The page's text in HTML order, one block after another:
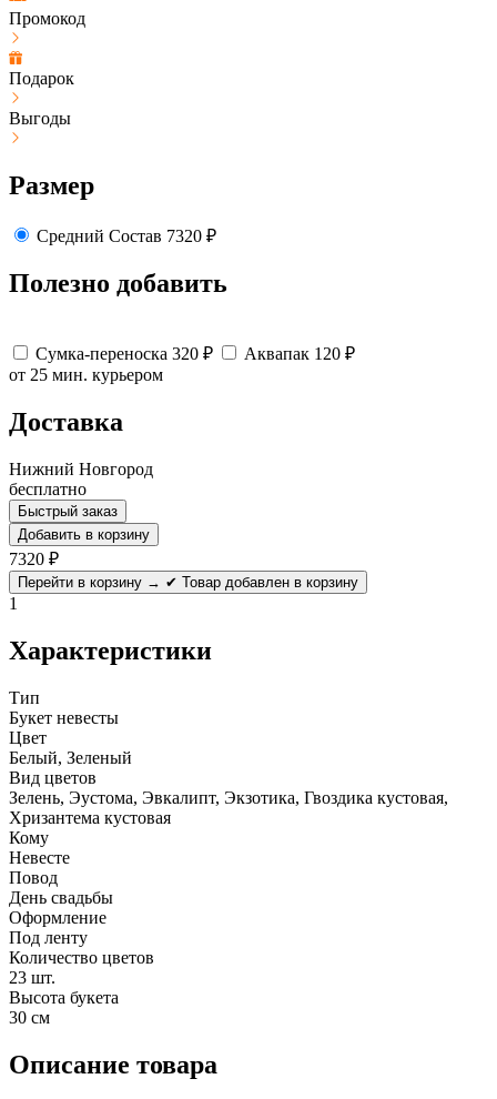
Промокод
Подарок
Выгоды
Размер
Средний Состав 7320 ₽
Полезно добавить
Сумка-переноска 320 ₽ Аквапак 120 ₽
от 25 мин. курьером
Доставка
Нижний Новгород
бесплатно
Быстрый заказ
Добавить в корзину
7320 ₽
Перейти в корзину → ✔ Товар добавлен в корзину
1
Характеристики
Тип
Букет невесты
Цвет
Белый, Зеленый
Вид цветов
Зелень, Эустома, Эвкалипт, Экзотика, Гвоздика кустовая,
Хризантема кустовая
Кому
Невесте
Повод
День свадьбы
Оформление
Под ленту
Количество цветов
23 шт.
Высота букета
30 см
Описание товара